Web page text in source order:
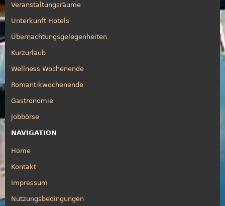
Veranstaltungsräume
Unterkunft Hotels
Übernachtungsgelegenheiten
Kurzurlaub
Wellness Wochenende
Romantikwochenende
Gastronomie
Jobbörse
NAVIGATION
Home
Kontakt
Impressum
Nutzungsbedingungen